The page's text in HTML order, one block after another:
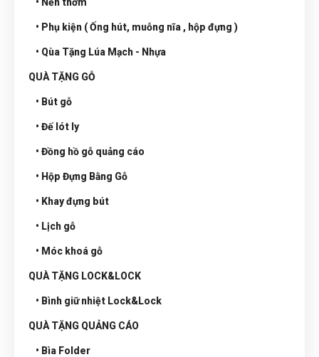
• Phụ kiện ( Ống hút, muỗng nĩa , hộp đựng )
• Qùa Tặng Lúa Mạch - Nhựa
QUÀ TẶNG GỖ
• Bút gỗ
• Đế lót ly
• Đồng hồ gỗ quảng cáo
• Hộp Đựng Bằng Gỗ
• Khay đựng bút
• Lịch gỗ
• Móc khoá gỗ
QUÀ TẶNG LOCK&LOCK
• Bình giữ nhiệt Lock&Lock
QUÀ TẶNG QUẢNG CÁO
• Bìa Folder